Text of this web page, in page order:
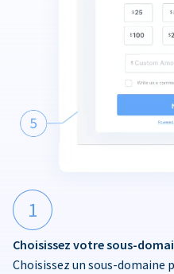
1
Choisissez votre sous-
Choisissez un sous-domaine